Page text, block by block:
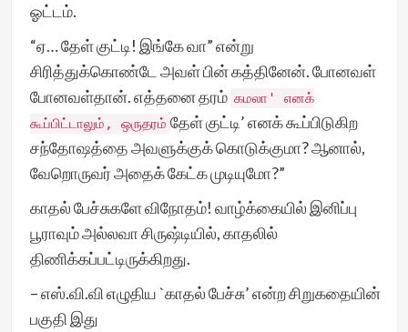
ஓட்டம்.
“ஏ… தேள் குட்டி! இங்கே வா” என்று
சிரித்துக்கொண்டே அவள் பின் கத்தினேன். போனவள்
போனவள்தான். எத்தனை தரம் கமலா' எனக்
கூப்பிட்டாலும், ஒருதரம் தேள் குட்டி’ எனக் கூப்பிடுகிற
சந்தோஷத்தை அவளுக்குக் கொடுக்குமா? ஆனால்,
வேறொருவர் அதைக் கேட்க முடியுமோ?”
காதல் பேச்சுகளே விநோதம்! வாழ்க்கையில் இனிப்பு
பூராவும் அல்லவா சிருஷ்டியில், காதலில்
திணிக்கப்பட்டிருக்கிறது.
– எஸ்.வி.வி எழுதிய `காதல் பேச்சு’ என்ற சிறுகதையின்
பகுதி இது